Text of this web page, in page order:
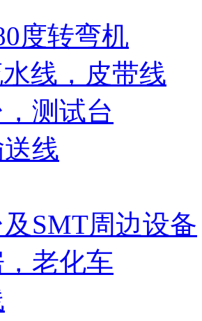
度转弯机
线，皮带线
测试台
线
SMT周边设备
老化车